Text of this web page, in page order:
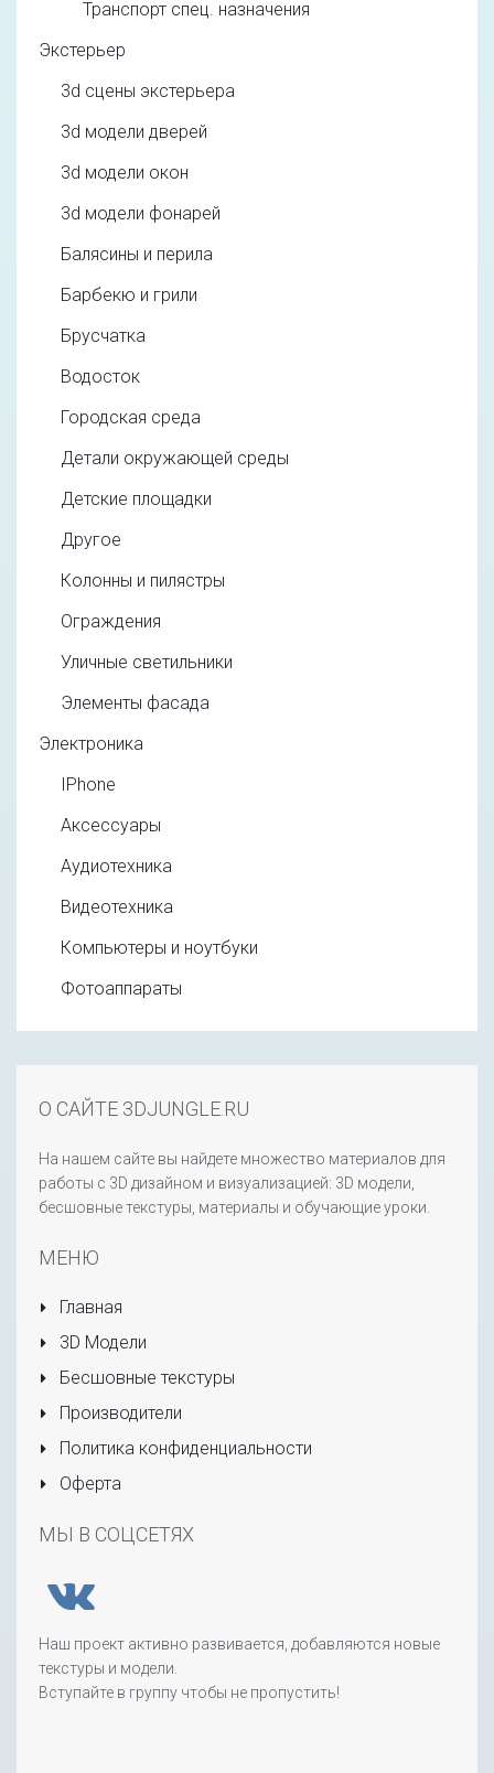
Транспорт спец. назначения
Экстерьер
3d cцены экстерьера
3d модели дверей
3d модели окон
3d модели фонарей
Балясины и перила
Барбекю и грили
Брусчатка
Водосток
Городская среда
Детали окружающей среды
Детские площадки
Другое
Колонны и пилястры
Ограждения
Уличные светильники
Элементы фасада
Электроника
IPhone
Аксессуары
Аудиотехника
Видеотехника
Компьютеры и ноутбуки
Фотоаппараты
О САЙТЕ 3DJUNGLE.RU
На нашем сайте вы найдете множество материалов для
работы с 3D дизайном и визуализацией: 3D модели,
бесшовные текстуры, материалы и обучающие уроки.
МЕНЮ
Главная
3D Модели
Бесшовные текстуры
Производители
Политика конфиденциальности
Оферта
МЫ В СОЦСЕТЯХ
Наш проект активно развивается, добавляются новые
текстуры и модели.
Вступайте в группу чтобы не пропустить!